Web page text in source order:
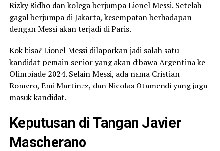
Rizky Ridho dan kolega berjumpa Lionel Messi. Setelah
gagal berjumpa di Jakarta, kesempatan berhadapan
dengan Messi akan terjadi di Paris.
Kok bisa? Lionel Messi dilaporkan jadi salah satu
kandidat pemain senior yang akan dibawa Argentina ke
Olimpiade 2024. Selain Messi, ada nama Cristian
Romero, Emi Martinez, dan Nicolas Otamendi yang juga
masuk kandidat.
Keputusan di Tangan Javier
Mascherano